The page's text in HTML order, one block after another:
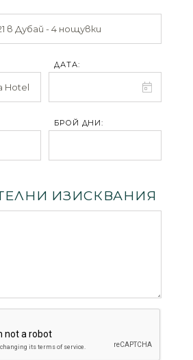
ДАТА:
БРОЙ ДНИ:
ИЗИСКВАНИЯ